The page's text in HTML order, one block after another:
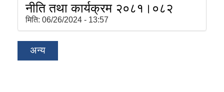
नीति तथा कार्यक्रम २०८१।०८२
मिति: 06/26/2024 - 13:57
अन्य